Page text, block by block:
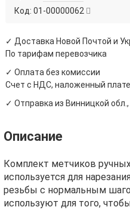
Код: 01-00000062
✓ Доставка Новой Почтой и
По тарифам перевозчика
✓ Оплата без комиссии
Счет с НДС, наложенный
✓ Отправка из Винницкой
Описание
Комплект метчиков
используется для
резьбы с нормальным
используют для того,